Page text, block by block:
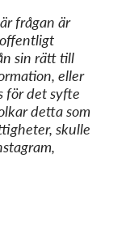
frågan är
sin rätt till
eller
för det syfte
detta som
skulle